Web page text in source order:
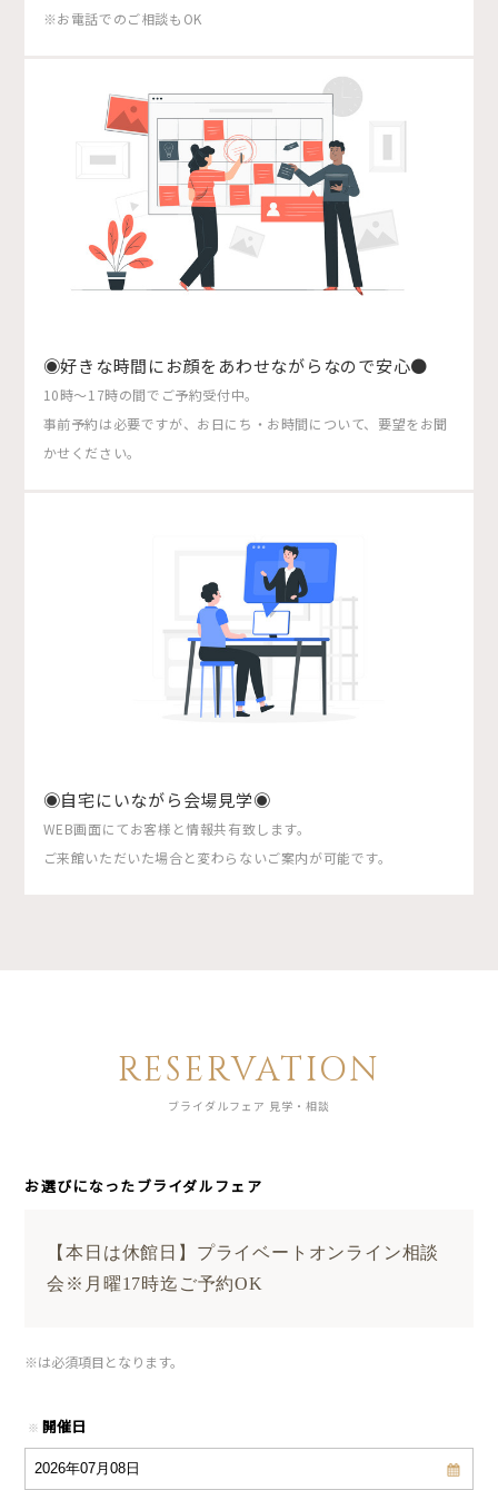
※お電話でのご相談もOK
◉好きな時間にお顔をあわせながらなので安心●
10時〜17時の間でご予約受付中。
事前予約は必要ですが、お日にち・お時間について、要望をお聞
かせください。
◉自宅にいながら会場見学◉
WEB画面にてお客様と情報共有致します。
ご来館いただいた場合と変わらないご案内が可能です。
RESERVATION
ブライダルフェア 見学・相談
お選びになったブライダルフェア
【本日は休館日】プライベートオンライン相談
会※月曜17時迄ご予約OK
※は必須項目となります。
※ 開催日